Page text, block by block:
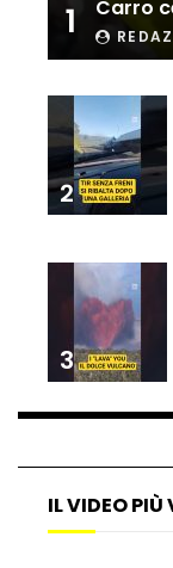
i
Tir
1 Carro
2
3
IL VIDEO